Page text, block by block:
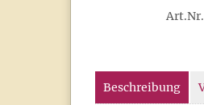
Beschreibung